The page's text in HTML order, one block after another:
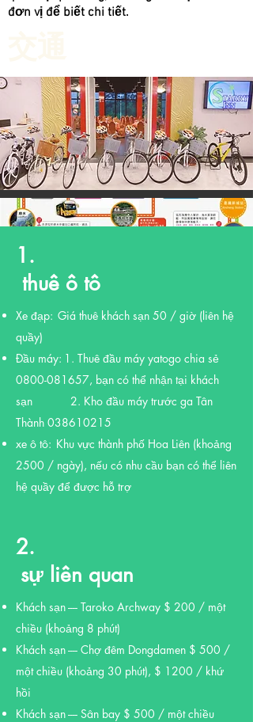
đơn vị để biết chi tiết.
1.
​ thuê ô tô
Xe đạp: Giá thuê khách sạn 50 / giờ (liên hệ
quầy)
Đầu máy: 1. Thuê đầu máy yatogo chia sẻ
0800-081657, bạn có thể nhận tại khách
sạn
2. Kho đầu máy trước ga Tân
Thành 038610215
xe ô tô: Khu vực thành phố Hoa Liên (khoảng
2500 / ngày), nếu có nhu cầu bạn có thể liên
hệ quầy để được hỗ trợ
2.
sự liên quan
Khách sạn ---- Taroko Archway $ 200 / một
chiều (khoảng 8 phút)
Khách sạn ---- Chợ đêm Dongdamen $ 500 /
một chiều (khoảng 30 phút), $ 1200 / khứ
hồi
Khách sạn ---- Sân bay $ 500 / một chiều